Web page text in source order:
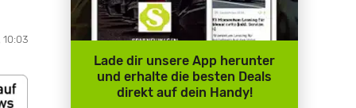
10:03
Lade dir unsere App herunter
und erhalte die besten Deals
direkt auf dein Handy!